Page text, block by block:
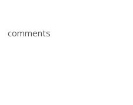
comments